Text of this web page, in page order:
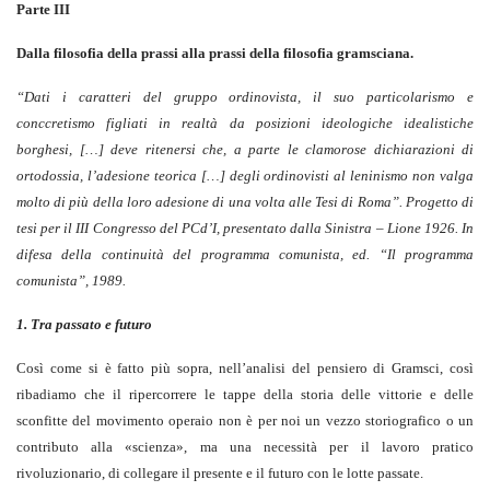
Parte III
Dalla filosofia della prassi alla prassi della filosofia gramsciana.
“Dati i caratteri del gruppo ordinovista, il suo particolarismo e
conccretismo figliati in realtà da posizioni ideologiche idealistiche
borghesi, […] deve ritenersi che, a parte le clamorose dichiarazioni di
ortodossia, l’adesione teorica […] degli ordinovisti al leninismo non valga
molto di più della loro adesione di una volta alle Tesi di Roma”. Progetto di
tesi per il III Congresso del PCd’I, presentato dalla Sinistra – Lione 1926. In
difesa della continuità del programma comunista, ed. “Il programma
comunista”, 1989.
1. Tra passato e futuro
Così come si è fatto più sopra, nell’analisi del pensiero di Gramsci, così
ribadiamo che il ripercorrere le tappe della storia delle vittorie e delle
sconfitte del movimento operaio non è per noi un vezzo storiografico o un
contributo alla «scienza», ma una necessità per il lavoro pratico
rivoluzionario, di collegare il presente e il futuro con le lotte passate.